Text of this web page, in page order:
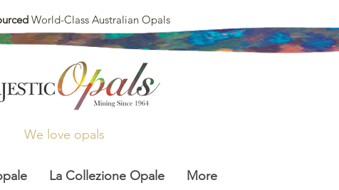
World-Class Australian Opals
We love opals
La Collezione Opale More